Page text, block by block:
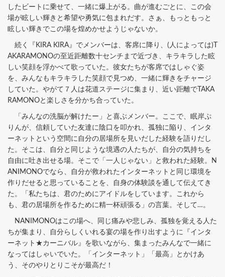
したビートに乗せて、一緒に爆上がる。曲が進むごとに、この会
場が眩しい輝きと希望や勇気に包まれだす。さぁ、もっともっと
眩しい輝きでこの場を煌めかせようじゃないか。
続く『KIRA KIRA』でメンバーは、客席に降り、(人によっては)T
AKARAMONOの至近距離数十センチまで近づき、キラキラした眩
しい笑顔を浮かべて歌っていた。彼女たちが客席ではしゃぐ姿
を、みんなもキラキラした笑顔で見つめ、一緒に輝きをチャージ
していた。やがて７人は花道ステージに集まり、近い距離でTAKA
RAMONOと楽しさを分かち合っていた。
「みんなの洗脳が解けたー」と喜ぶメンバー。ここで、眠岸ぷ
りんが、信頼していた友達に陰口を叩かれ、孤独に陥り、インタ
ーネットという空間に自分の居場所を見いだした経験を語りだし
た。そこは、自分と同じような境遇の人たちが、自分の気持ちを
自由に吐き出せる場。そこで「一人じゃない」と救われた経験。N
ANIMONOでなら、自分が救われたインターネットと同じ環境を
作りだせると思っていることを、自身の体験談を通して伝えてき
た。「私たちは、君のためにアイドルをしています。これから
も、君の居場所を作るために精一杯頑張る」の言葉。そして…。
NANIMONOはこの場へ、同じ痛みや悲しみ、孤独を覚える人た
ちが集まり、自分らしくいれる宴の場を作り出すように『インタ
ーネット★カーニバル』を歌いながら、集まったみんなで一緒に
なってはしゃいでいた。「インターネット」「最高」とかけあ
う、そのやりとりこそが最高だ！